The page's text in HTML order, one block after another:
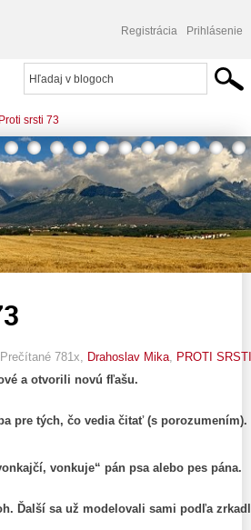
Registrácia Prihlásenie
Proti srsti 73
, Prečítané 781x, Drahoslav Mika PROTI SRSTI
a otvorili novú fľašu.
pre tých, čo vedia čitať (s porozumením).
vonkuje“ pán psa alebo pes pána.
Ďalší sa už modelovali sami podľa